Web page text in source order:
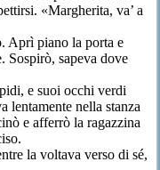
«Margherita, va’ a
Aprì piano la porta e
Sospirò, sapeva dove
e suoi occhi verdi
lentamente nella stanza
e afferrò la ragazzina
la voltava verso di sé,